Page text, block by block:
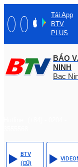
Tải App
BTV
PLUS
BÁO
NINH
Bac
BTV
(CŨ)
VIDEO